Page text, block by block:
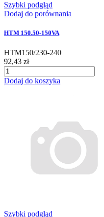
Szybki podgląd
Dodaj do porównania
HTM 150.50-150VA
HTM150/230-240
92,43 zł
Dodaj do koszyka
Szybki podgląd